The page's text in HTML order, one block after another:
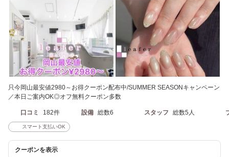
只今岡山最安値2980～お得クーポン配布中/SUMMER SEASONキャンペーン
／本日ご案内OK◎オフ無料クーポン多数
口コミ 182件 設備 総数6 スタッフ 総数5人
スマート支払いOK
クーポンを表示